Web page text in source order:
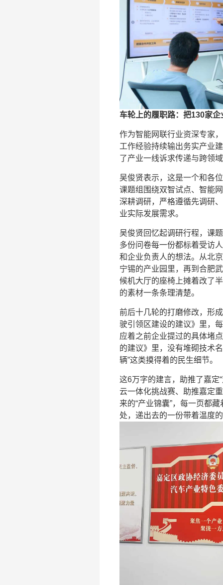
车轮上的履职路：把130家
作为智能网联行业资深专家
工作经验持续输出务实产业
了产业一线诉求传递与跨领
吴俊贤表示，这是一个和各
课题组围绕双智试点、智能
深耕调研，严格遵循先调研
业实际发展需求。
吴俊贤回忆起调研行程，课
多份问卷每一份都标着受访
和企业负责人的想法。从北
宁锡的产业园里，再到合肥
候机大厅的座椅上摊着改了
的素材一条条理清楚。
前后十几轮的打磨修改，形
驶引领区建设的建议》里，
应着之前企业提过的具体堵
的建议》里，没有堆砌技术
辆”这类摸得着的民生细节。
这6万字的建言，助推了嘉定
云一体化挑战赛、助推嘉定
来的“产业锦囊”，每一页都
处，递出去的一份带着温度